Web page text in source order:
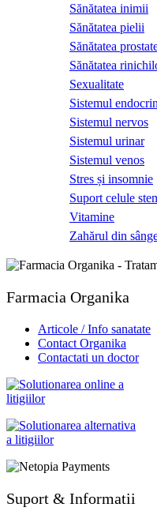
Sănătatea inimii
Sănătatea pielii
Sănătatea
Sănătatea
Sexualitate
Sistemul endocrin
Sistemul nervos
Sistemul urinar
Sistemul venos
Stres și insomnie
Suport celule
Vitamine
Zahărul din
Farmacia Organika
Articole / Info sanatate
Contact Organika
Contactati un doctor
Suport & Informatii